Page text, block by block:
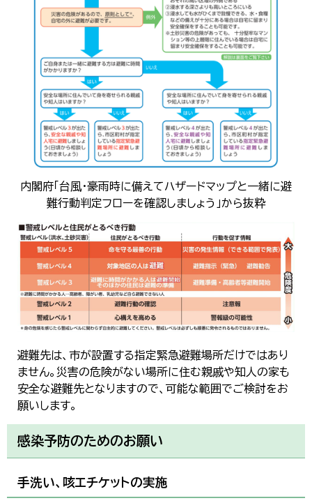
内閣府「台風・豪雨時に備えてハザードマップと一緒に避
難行動判定フローを確認しましょう」から抜粋
避難先は、市が設置する指定緊急避難場所だけではあり
ません。災害の危険がない場所に住む親戚や知人の家も
安全な避難先となりますので、可能な範囲でご検討をお
願いします。
感染予防のためのお願い
手洗い、咳エチケットの実施